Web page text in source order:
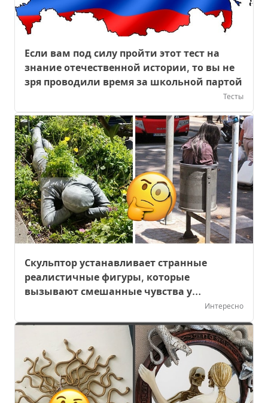
Если вам под силу пройти этот тест на
знание отечественной истории, то вы не
зря проводили время за школьной партой
Тесты
Скульптор устанавливает странные
реалистичные фигуры, которые
вызывают смешанные чувства у
Интересно